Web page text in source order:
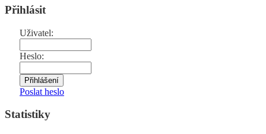
Přihlásit
Uživatel:
Heslo:
Poslat heslo
Statistiky